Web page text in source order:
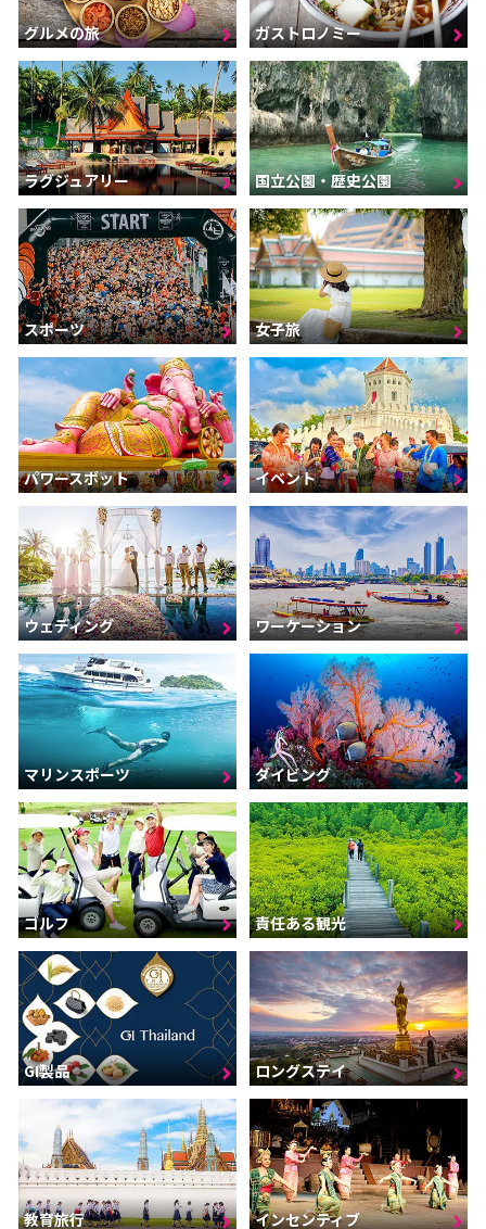
グルメの旅 ガストロノミー
ラグジュアリー 国立公園・歴史公園
スポーツ 女子旅
パワースポット イベント
ウェディング ワーケーション
マリンスポーツ ダイビング
ゴルフ 責任ある観光
GI製品 ロングステイ
教育旅行 インセンティブ